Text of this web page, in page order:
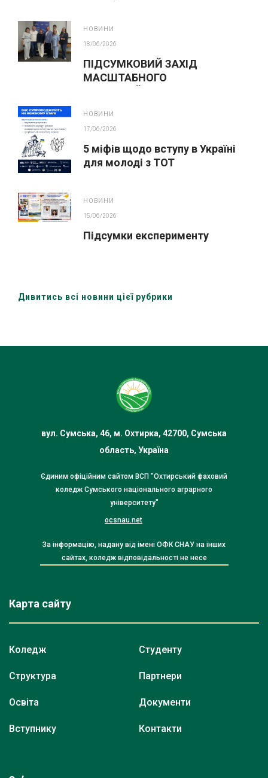
НОВИНИ
18/06/2026
ПІДСУМКОВИЙ ЗАХІД
МАСШТАБНОГО
НОВИНИ
17/06/2026
5 міфів щодо вступу в Україні
для молоді з ТОТ
НОВИНИ
15/06/2026
Підсумки експерименту
Дивитись всі новини цієї рубрики
вул. Сумська, 46, м. Охтирка, 42700, Сумська
область, Україна
Єдиним офіційним сайтом ВСП "Охтирський фаховий
коледж Сумського національного аграрного
університету"
ocsnau.net
За інформацію, надану від імені ОФК СНАУ на інших
сайтах, коледж відповідальності не несе
Карта сайту
Коледж
Структура
Освіта
Вступнику
Студенту
Партнери
Документи
Контакти